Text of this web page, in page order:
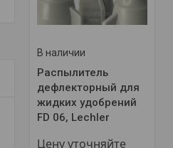
В наличии
Распылитель
дефлекторный для
жидких удобрений
FD 06, Lechler
Цену уточняйте